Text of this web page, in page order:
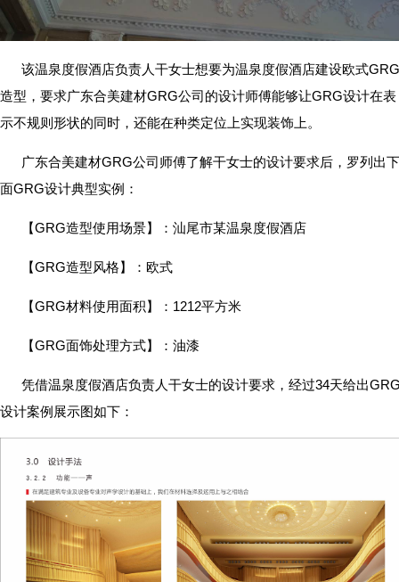
该温泉度假酒店负责人干女士想要为温泉度假酒店建设欧式GRG
造型，要求广东合美建材GRG公司的设计师傅能够让GRG设计在表
示不规则形状的同时，还能在种类定位上实现装饰上。
广东合美建材GRG公司师傅了解干女士的设计要求后，罗列出下
面GRG设计典型实例：
【GRG造型使用场景】：汕尾市某温泉度假酒店
【GRG造型风格】：欧式
【GRG材料使用面积】：1212平方米
【GRG面饰处理方式】：油漆
凭借温泉度假酒店负责人干女士的设计要求，经过34天给出
设计案例展示图如下：